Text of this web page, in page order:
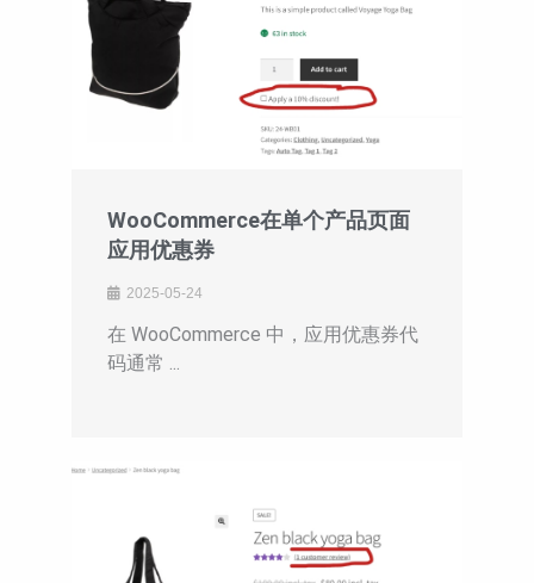
WooCommerce在单个产品页面
应用优惠券
2025-05-24
在 WooCommerce 中，应用优惠券代
码通常 ...